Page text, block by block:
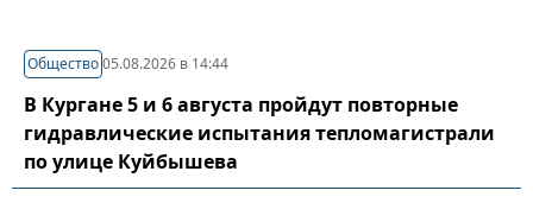
Общество05.08.2026 в 14:44
В Кургане 5 и 6 августа пройдут повторные
гидравлические испытания тепломагистрали
по улице Куйбышева